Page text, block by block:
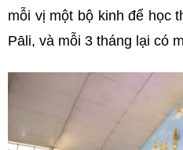
mỗi vị một bộ kinh để học
Pāli, và mỗi 3 tháng lại có